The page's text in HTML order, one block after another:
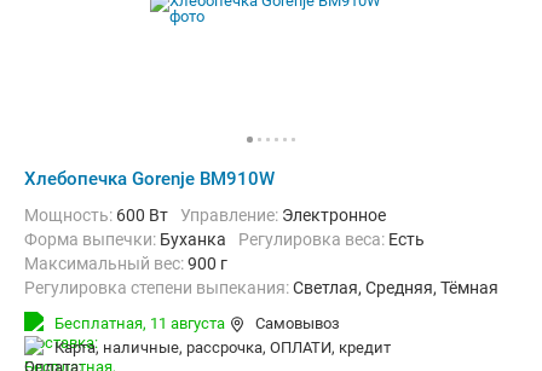
Хлебопечка Gorenje BM910W
Мощность: 600 Вт Управление: Электронное
Форма выпечки: Буханка регулировка веса: Есть
максимальный вес:900 г
Регулировка степени выпекания:Светлая, Средняя, Тёмная
Количество рецептов:
Дополнительные функции:
Материал корпуса: Пластик 3.5 кг
Бесплатная, 11 августа
Самовывоз
карта, наличные, рассрочка, ОПЛАТИ, кредит